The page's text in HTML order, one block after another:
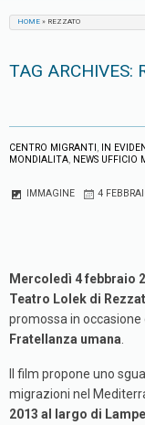
HOME » REZZATO
TAG ARCHIVES:
CENTRO MIGRANTI, IN
MONDIALITA, NEWS UFFICIO
IMMAGINE 4
Mercoledì 4 febbraio
Teatro Lolek di
promossa in occasione
Fratellanza umana
Il film propone uno
migrazioni nel
2013 al largo di